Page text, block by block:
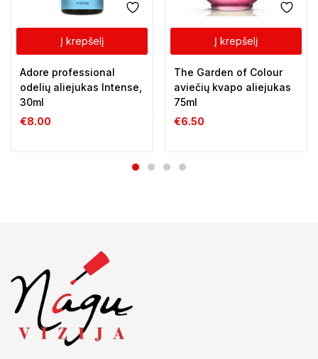
Į krepšelį
Adore professional
odelių aliejukas Intense,
30ml
€8.00
Į krepšelį
The Garden of Colour
aviečių kvapo aliejukas
75ml
€6.50